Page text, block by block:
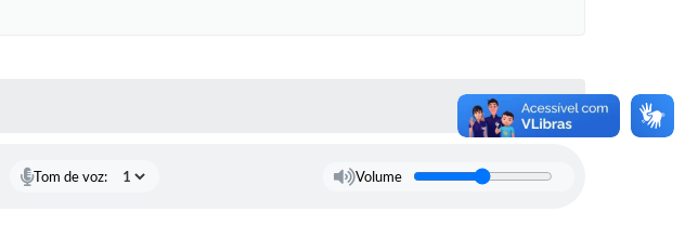
Tom de voz: Volume